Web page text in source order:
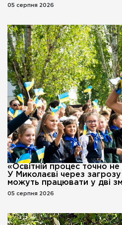
05 серпня 2026
«Освітній процес точно
У Миколаєві через
можуть працювати у дві
05 серпня 2026